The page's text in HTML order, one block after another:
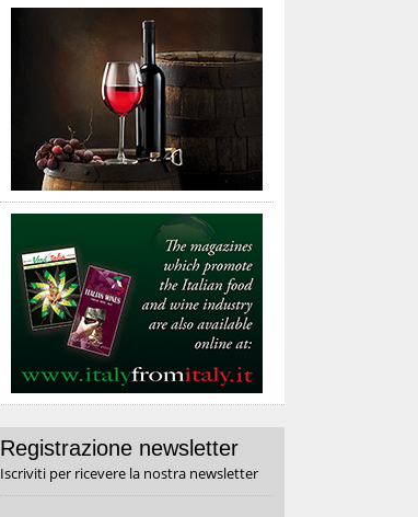
Registrazione newsletter
Iscriviti per ricevere la nostra newsletter